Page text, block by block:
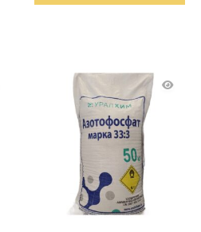
несколько
вариантов.
Опции
можно
выбрать
на
странице